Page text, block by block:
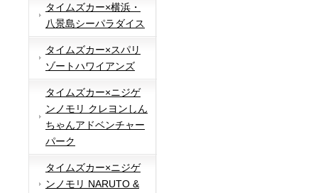
タイムズカー×横浜・
八景島シーパラダイス
タイムズカー×スパリ
ゾートハワイアンズ
タイムズカー×ニジゲ
ンノモリ クレヨンしん
ちゃんアドベンチャー
パーク
タイムズカー×ニジゲ
ンノモリ NARUTO &